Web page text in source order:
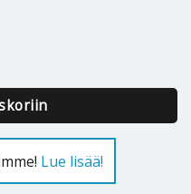
v - 2702289999 määrä
Lue lisää!